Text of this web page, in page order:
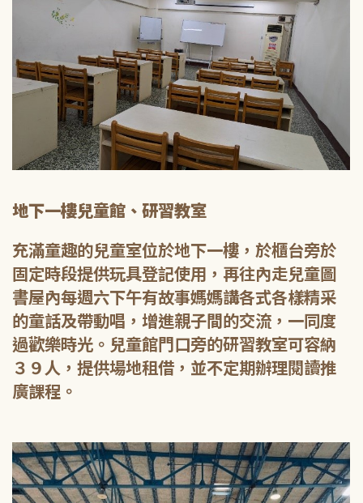
地下一樓兒童館、研習教室
充滿童趣的兒童室位於地下一樓，於櫃台旁於
固定時段提供玩具登記使用，再往內走兒童圖
書屋內每週六下午有故事媽媽講各式各樣精采
的童話及帶動唱，增進親子間的交流，一同度
過歡樂時光。兒童館門口旁的研習教室可容納
３９人，提供場地租借，並不定期辦理閱讀推
廣課程。